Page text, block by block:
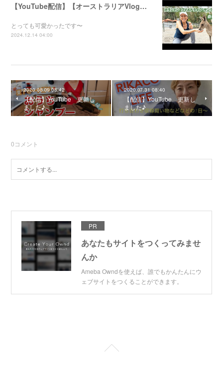
【YouTube配信】【オーストラリアVlog】自然公園で動物たちと触れ合ってきました〜
とっても可愛かったです〜
2024.12.14 04:00
2020.08.09 08:42
【配信】YouTube 更新し
ました♪
2020.07.31 08:40
【配信】YouTube 更新し
ました♪
0コメント
PR
あなたもサイトをつくってみませ
んか
Ameba Owndを使えば、誰でもかんたんにウ
ェブサイトをつくることができます。